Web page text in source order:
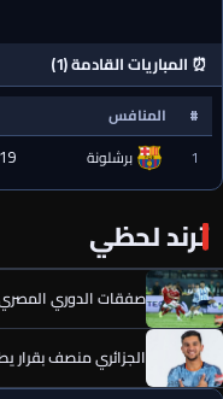
⏰ المباريات القادمة (1)
# المنافس
1
برشلونة 19 أغسطس 2026 - 21:00
ترند لحظي
صفقات الدوري المصري 2026-2027.. أحدث تعاقدات
الجزائري منصف بقرار